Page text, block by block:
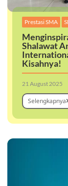
Prestasi SMA
Shalawat
Kisahnya!
21 August 2025
Selengkapnya